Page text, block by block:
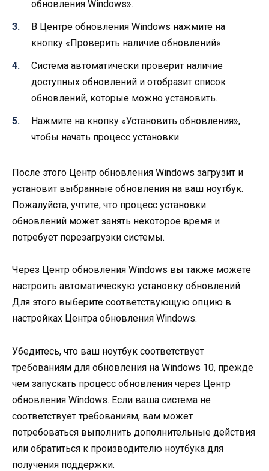
обновления Windows».
В Центре обновления Windows нажмите на
кнопку «Проверить наличие обновлений».
Система автоматически проверит наличие
доступных обновлений и отобразит список
обновлений, которые можно установить.
Нажмите на кнопку «Установить обновления»,
чтобы начать процесс установки.
После этого Центр обновления Windows загрузит и
установит выбранные обновления на ваш ноутбук.
Пожалуйста, учтите, что процесс установки
обновлений может занять некоторое время и
потребует перезагрузки системы.
Через Центр обновления Windows вы также можете
настроить автоматическую установку обновлений.
Для этого выберите соответствующую опцию в
настройках Центра обновления Windows.
Убедитесь, что ваш ноутбук соответствует
требованиям для обновления на Windows 10, прежде
чем запускать процесс обновления через Центр
обновления Windows. Если ваша система не
соответствует требованиям, вам может
потребоваться выполнить дополнительные действия
или обратиться к производителю ноутбука для
получения поддержки.